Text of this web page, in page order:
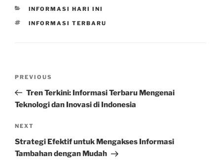
CATEGORIES
INFORMASI HARI INI
TAGS
INFORMASI TERBARU
Previous
Post
PREVIOUS
Tren Terkini: Informasi Terbaru Mengenai
Teknologi dan Inovasi di Indonesia
Next
Post
NEXT
Strategi Efektif untuk Mengakses Informasi
Tambahan dengan Mudah